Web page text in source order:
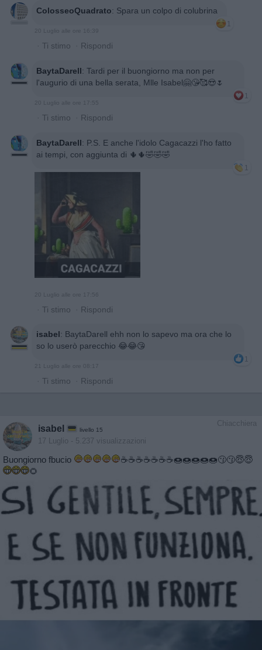
ColosseoQuadrato: Spara un colpo di colubrina
1
· Ti stimo · Rispondi
BaytaDarell: Tardi per il buongiorno ma non per
l'augurio di una bella serata, Mlle Isabel🤗😘🥰😍🌷
1
20 Luglio alle ore 17:55
· Ti stimo · Rispondi
BaytaDarell: P.S. E anche l'idolo Cagacazzi l'ho fatto
ai tempi, con aggiunta di 🌵🌵🤣🤣🤣
1
20 Luglio alle ore 17:56
· Ti stimo · Rispondi
isabel: BaytaDarell ehh non lo sapevo ma ora che lo
so lo userò parecchio 😂😂😘
1
21 Luglio alle ore 08:17
· Ti stimo · Rispondi
Chiacchiera
isabel livello 15
17 Luglio - 5.237 visualizzazioni
Buongiorno fbucio
☕️☕️☕️☕️☕️☕️☕️🍩🍩🍩🍩🍩😗😗😇😇
🌻